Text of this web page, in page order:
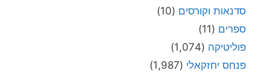
סדנאות וקורסים (10)
ספרים (11)
פוליטיקה (1,074)
פנחס יחזקאלי (1,987)